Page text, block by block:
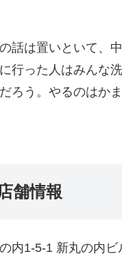
話は置いといて、
行った人はみんな
ろう。やるのはか
舗情報
内1-5-1 新丸の内ビ